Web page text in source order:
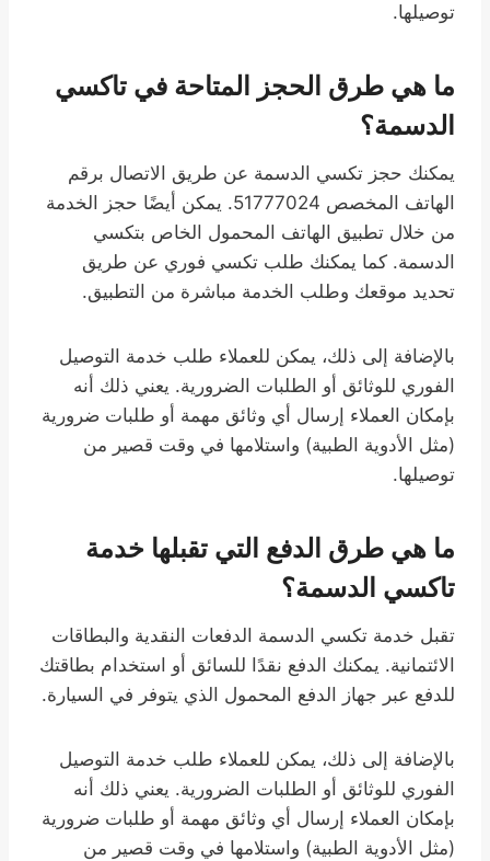
توصيلها.
ما هي طرق الحجز المتاحة في تاكسي
الدسمة؟
يمكنك حجز تكسي الدسمة عن طريق الاتصال برقم
الهاتف المخصص 51777024. يمكن أيضًا حجز الخدمة
من خلال تطبيق الهاتف المحمول الخاص بتكسي
الدسمة. كما يمكنك طلب تكسي فوري عن طريق
تحديد موقعك وطلب الخدمة مباشرة من التطبيق.
بالإضافة إلى ذلك، يمكن للعملاء طلب خدمة التوصيل
الفوري للوثائق أو الطلبات الضرورية. يعني ذلك أنه
بإمكان العملاء إرسال أي وثائق مهمة أو طلبات ضرورية
(مثل الأدوية الطبية) واستلامها في وقت قصير من
توصيلها.
ما هي طرق الدفع التي تقبلها خدمة
تاكسي الدسمة؟
تقبل خدمة تكسي الدسمة الدفعات النقدية والبطاقات
الائتمانية. يمكنك الدفع نقدًا للسائق أو استخدام بطاقتك
للدفع عبر جهاز الدفع المحمول الذي يتوفر في السيارة.
بالإضافة إلى ذلك، يمكن للعملاء طلب خدمة التوصيل
الفوري للوثائق أو الطلبات الضرورية. يعني ذلك أنه
بإمكان العملاء إرسال أي وثائق مهمة أو طلبات ضرورية
(مثل الأدوية الطبية) واستلامها في وقت قصير من